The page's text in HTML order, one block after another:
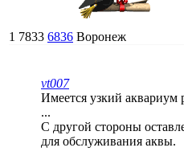
1 7833 6836 Воронеж
vt007
Имеется узкий аквариум
...
С другой стороны
для обслуживания аквы.